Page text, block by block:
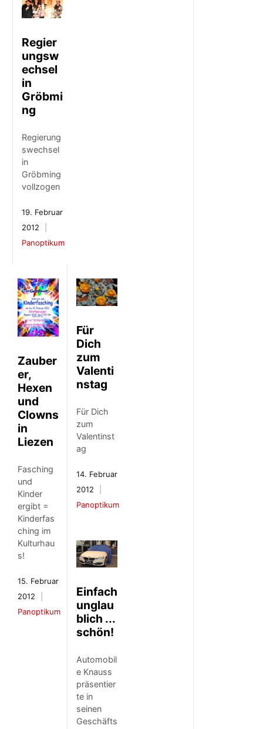
Regier
ungsw
echsel
in
Gröbmi
ng
Regierung
swechsel
in
Gröbming
vollzogen
19. Februar
2012
Panoptikum
Zauber
er,
Hexen
und
Clowns
in
Liezen
Fasching
und
Kinder
ergibt =
Kinderfas
ching im
Kulturhau
s!
15. Februar
2012
Panoptikum
Für
Dich
zum
Valenti
nstag
Für Dich
zum
Valentinst
ag
14. Februar
2012
Panoptikum
Einfach
unglau
blich ...
schön!
Automobil
e Knauss
präsentier
te in
seinen
Geschäfts